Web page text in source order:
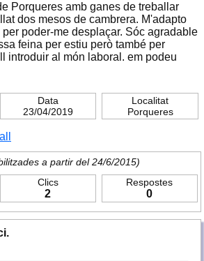
Porqueres amb ganes de treballar
dos mesos de cambrera. M'adapto
poder-me desplaçar. Sóc agradable
feina per estiu però també per
introduir al món laboral. em podeu
Data
23/04/2019
Localitat
Porqueres
a partir del 24/6/2015)
Clics
2
Respostes
0